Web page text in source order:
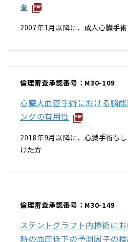
査
2007年1月以降に、成人心臓手
倫理審査承認番号：M30-109
心臓大血管手術における脳
ングの有用性
2018年9月以降に、心臓手術も
けた方
倫理審査承認番号：M30-149
ステントグラフト内挿術に
時の血圧低下の予測因子の検